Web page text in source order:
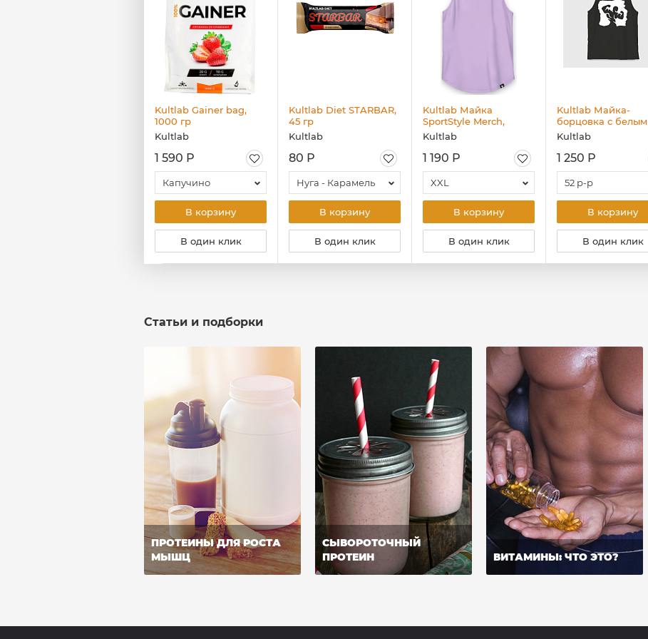
Kultlab Gainer bag,
1000 гр
Kultlab
1 590 Р
Капучино
В корзину
В один клик
Kultlab Diet STARBAR,
45 гр
Kultlab
80 Р
Нуга - Карамель
В корзину
В один клик
Kultlab Майка
SportStyle Merch,
сиреневая
Kultlab
1 190 Р
XXL
В корзину
В один клик
Kultlab Майка-
борцовка с белым
логотипом, чёрный
Kultlab
1 250 Р
52 р-р
В корзину
В один клик
Статьи и подборки
ПРОТЕИНЫ ДЛЯ РОСТА
МЫШЦ
СЫВОРОТОЧНЫЙ
ПРОТЕИН
ВИТАМИНЫ: ЧТО ЭТО?